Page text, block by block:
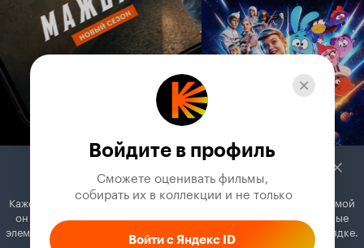
романа Владимира Щербакова - воздух - огонь
- земля - вода... - жизнь - разум - любовь!
Кажется, вы используете блокировщик рекламы. Вместе с рекламой
он может отключать постеры, папки с фильмами и другие важные
элементы. Добавьте Кинопоиск в исключения, и всё будет в порядке.
Войдите в профиль
Сможете оценивать фильмы,
собирать их в коллекции и не только
Войти с Яндекс ID